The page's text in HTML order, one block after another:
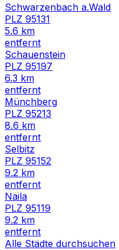
Schwarzenbach a.Wald
PLZ 95131
5.6 km
entfernt
Schauenstein
PLZ 95197
6.3 km
entfernt
Münchberg
PLZ 95213
8.6 km
entfernt
Selbitz
PLZ 95152
9.2 km
entfernt
Naila
PLZ 95119
9.2 km
entfernt
Alle Städte durchsuchen